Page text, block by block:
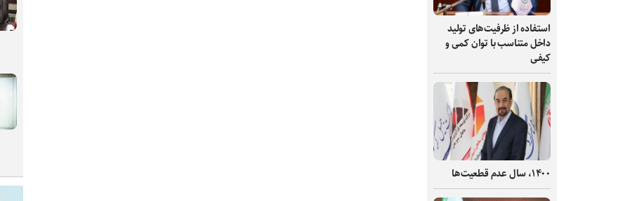
استفاده از ظرفیت‌های تولید
داخل متناسب با توان کمی و
کیفی
۱۴۰۰، سال عدم قطعیت‌ها